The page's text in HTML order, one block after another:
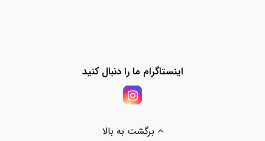
اینستاگرام ما را دنبال کنید
برگشت به بالا